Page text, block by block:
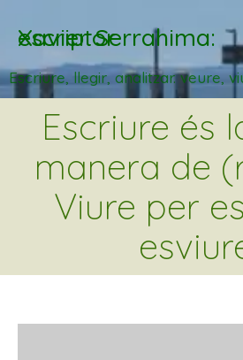
Xavier Serrahima: escriptor
Escriure, llegir, analitzar. veure,
Escriure és
manera de
Viure per